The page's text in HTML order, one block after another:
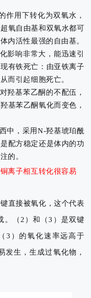
作用下转化为双氧水，
氧自由基和双氧水都可
内活性最强的自由基。
影响非常大，能迅速引
有铁死亡：由亚铁离子
而引起细胞死亡。
羟基苯乙酮的不配伍，
基苯乙酮氧化而变色，
中，采用N-羟基琥珀酰
配方稳定还是体内的功
的。
离子相互转化很容易
直接被氧化，这个代表
。（2）和（3）是双键
3）的氧化速率远高于
发生，生成过氧化物，